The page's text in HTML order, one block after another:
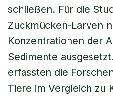
schließen. Für die
Zuckmücken-Larven
Konzentrationen der
Sedimente
erfassten die
Tiere im Vergleich zu